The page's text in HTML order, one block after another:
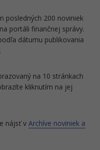
posledných 200 noviniek
portáli finančnej správy.
dátumu publikovania
na 10 stránkach
kliknutím na jej
nájsť v Archíve noviniek a